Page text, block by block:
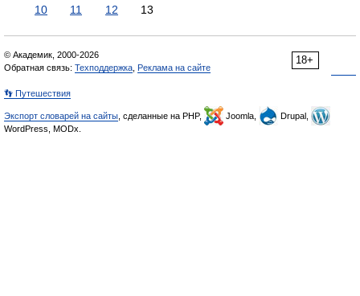
10
11 12 13
18+
© Академик, 2000-2026
Обратная связь: Техподдержка Реклама на сайте
👣 Путешествия
Экспорт словарей на сайты , сделанные на PHP, Joomla,
Drupal,
WordPress, MODx.